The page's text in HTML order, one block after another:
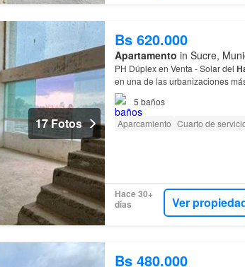
17 Fotos
Bs 620.000
Apartamento in Sucre,
PH Dúplex en Venta - Solar del
en una de las urbanizaciones
(listo para remodelar)…
5 baños
Aparcamiento Cuarto de
Hace 30+
días
Ver
Bs 480.000